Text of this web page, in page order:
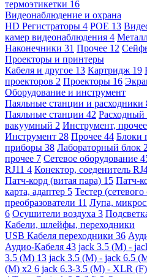
термоэтикетки 16
Видеонаблюдение и охрана
HD Регистраторы 4 POE 13
камер видеонаблюдения 4
Наконечники 31 Прочее 12
Проекторы и принтеры
Кабеля и другое 13 Картридж 19
проекторов 2 Проекторы 16
Оборудование и инструмент
Паяльные станции и расходники
Паяльные станции 42 Расходный
вакуумный 2 Инструмент, прочее
Инструмент 28 Прочее 44 Блоки
приборы 38 Лабораторный блок
прочее 7 Сетевое оборудование
RJ11 4 Конектор, соеденитель
Патч-корд (витая пара) 15 Патч-
карта, адаптер 5 Тестер
преобразователи 11 Лупа,
6 Осушители воздуха 3
Кабели, шлейфы, переходники
USB Кабеля переходники 36
Аудио-Кабеля 43 jack 3.5 (M) -
3.5 (M) 13 jack 3.5 (M) - jack 6.5
(M) x2 6 jack 6.3-3.5 (M) - XLR (F)